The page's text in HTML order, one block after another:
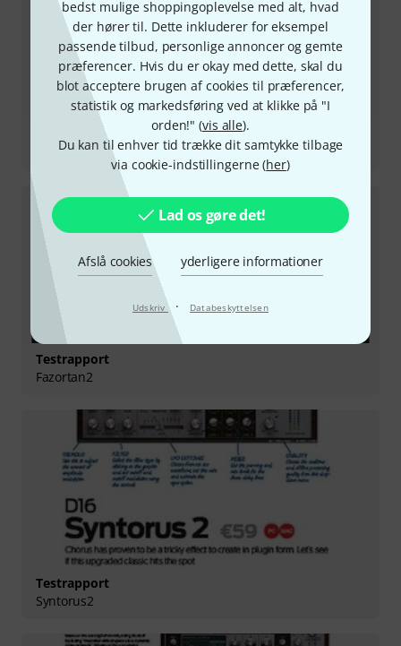
bedst mulige shoppingoplevelse med alt, hvad
der hører til. Dette inkluderer for eksempel
passende tilbud, personlige annoncer og gemte
præferencer. Hvis du er okay med dette, skal du
blot acceptere brugen af cookies til præferencer,
statistik og markedsføring ved at klikke på "I
orden!" (vis alle).
Du kan til enhver tid trække dit samtykke tilbage
via cookie-indstillingerne (her)
Lad os gøre det!
Afslå cookies yderligere informationer
Udskriv · Databeskyttelsen
Testrapport
Tekturon
Testrapport
Fazortan2
Testrapport
Syntorus2